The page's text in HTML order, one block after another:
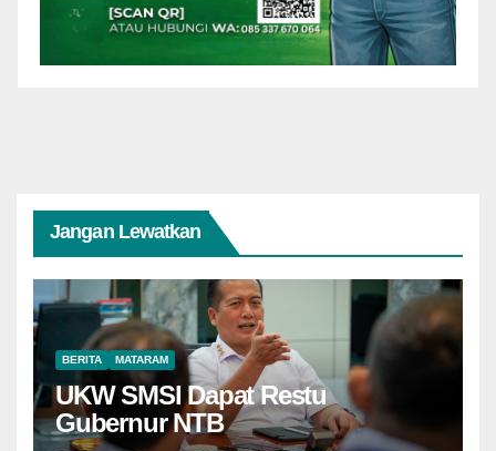
Jangan Lewatkan
BERITA MATARAM
UKW SMSI Dapat Restu
Gubernur NTB